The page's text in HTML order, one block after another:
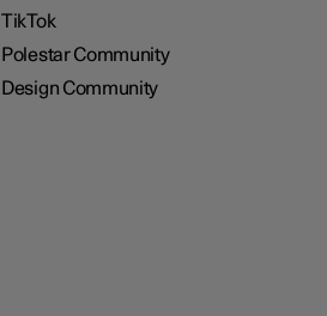
TikTok
Polestar Community
Design Community